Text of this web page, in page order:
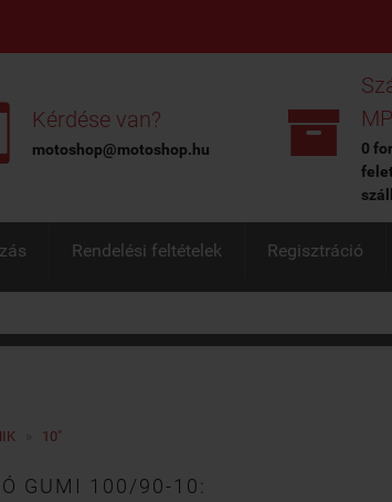
Kérdése van?
motoshop@motoshop.hu 
0
Rendelési feltételek Regisztráció
10"
GUMI 100/90-10: